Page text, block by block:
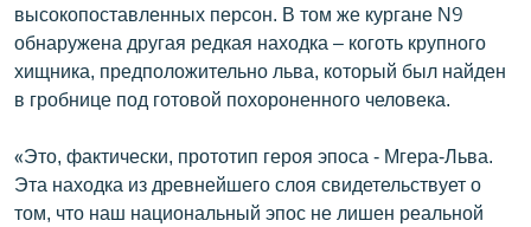
высокопоставленных персон. В том же кургане N9
обнаружена другая редкая находка – коготь крупного
хищника, предположительно льва, который был найден
в гробнице под готовой похороненного человека.
«Это, фактически, прототип героя эпоса - Мгера-Льва.
Эта находка из древнейшего слоя свидетельствует о
том, что наш национальный эпос не лишен реальной